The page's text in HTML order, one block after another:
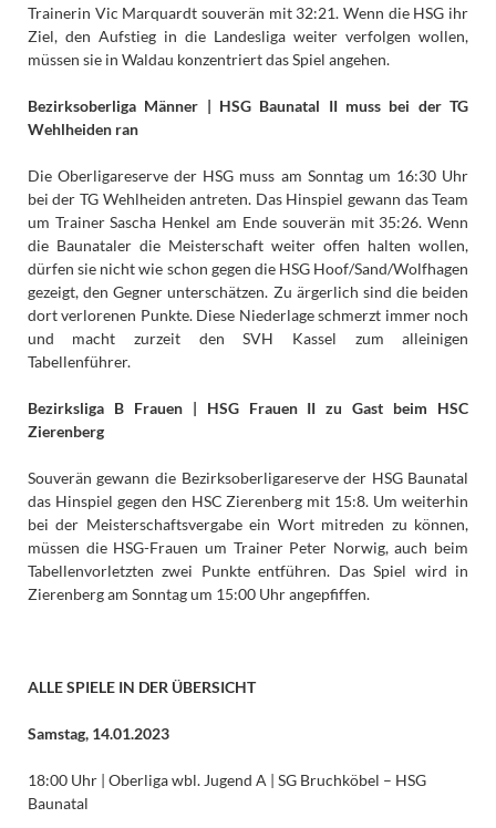
Trainerin Vic Marquardt souverän mit 32:21. Wenn die HSG ihr
Ziel, den Aufstieg in die Landesliga weiter verfolgen wollen,
müssen sie in Waldau konzentriert das Spiel angehen.
Bezirksoberliga Männer | HSG Baunatal II muss bei der TG
Wehlheiden ran
Die Oberligareserve der HSG muss am Sonntag um 16:30 Uhr
bei der TG Wehlheiden antreten. Das Hinspiel gewann das Team
um Trainer Sascha Henkel am Ende souverän mit 35:26. Wenn
die Baunataler die Meisterschaft weiter offen halten wollen,
dürfen sie nicht wie schon gegen die HSG Hoof/Sand/Wolfhagen
gezeigt, den Gegner unterschätzen. Zu ärgerlich sind die beiden
dort verlorenen Punkte. Diese Niederlage schmerzt immer noch
und macht zurzeit den SVH Kassel zum alleinigen
Tabellenführer.
Bezirksliga B Frauen | HSG Frauen II zu Gast beim HSC
Zierenberg
Souverän gewann die Bezirksoberligareserve der HSG Baunatal
das Hinspiel gegen den HSC Zierenberg mit 15:8. Um weiterhin
bei der Meisterschaftsvergabe ein Wort mitreden zu können,
müssen die HSG-Frauen um Trainer Peter Norwig, auch beim
Tabellenvorletzten zwei Punkte entführen. Das Spiel wird in
Zierenberg am Sonntag um 15:00 Uhr angepfiffen.
ALLE SPIELE IN DER ÜBERSICHT
Samstag, 14.01.2023
18:00 Uhr | Oberliga wbl. Jugend A | SG Bruchköbel – HSG
Baunatal